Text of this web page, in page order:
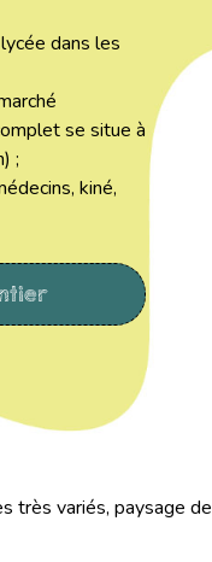
dans les
se situe à
;
kiné,
variés, paysage